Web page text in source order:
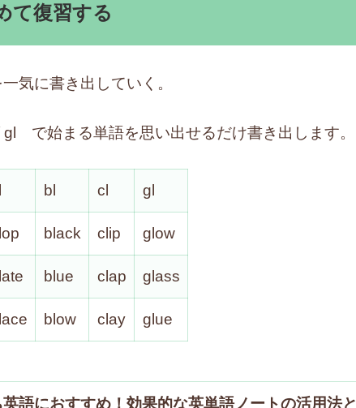
て復習する
気に書き出していく。
で始まる単語を思い出せるだけ書き出します。
bl cl gl
black clip glow
blue clap glass
blow clay glue
語におすすめ！効果的な英単語ノートの活用法と